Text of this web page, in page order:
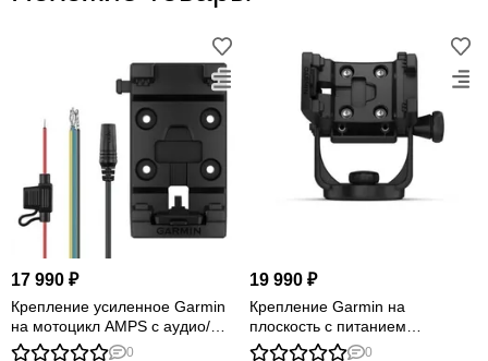
КРЕПЛЕНИЕ · ПИТАНИЕ · ДОСТУП
Устройство остаётся на
своём месте и перед
глазами
17 990 ₽
Крепление усиленное Garmin
на мотоцикл AMPS с аудио/
кабелем питания
0
19 990 ₽
Крепление Garmin на
плоскость с питанием
(морское)
0